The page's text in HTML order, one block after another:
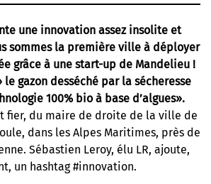
une innovation assez insolite et
sommes la première ville à déployer
grâce à une start-up de Mandelieu !
le gazon desséché par la sécheresse
100% bio à base d’algues».
fier, du maire de droite de la ville de
dans les Alpes Maritimes, près de
Sébastien Leroy, élu LR, ajoute,
un hashtag #innovation.